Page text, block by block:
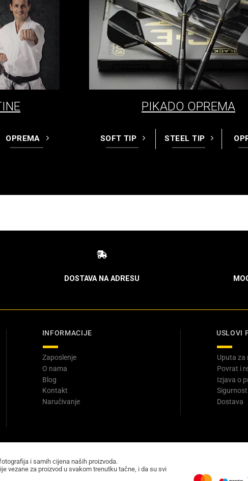
OPREMA
PIKADO OPREMA
SOFT TIP STEEL TIP
DOSTAVA NA ADRESU
INFORMACIJE
Zaposlenje
O nama
Blog
Kontakt
Naručivanje
USLOVI
Uputa za
Povrat i
Izjava o
Sigurnost
Dostava
i samih cijena naših proizvoda.
vezane za proizvod u svakom trenutku tačne, i da su svi